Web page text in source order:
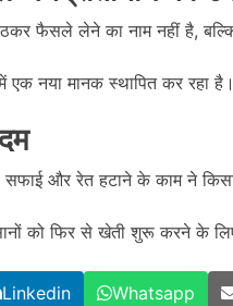
बैठकर फैसले लेने का नाम नहीं है,
एक नया मानक स्थापित कर रहा है।
और रेत हटाने के काम ने
को फिर से खेती शुरू करने के
Linkedin Whatsapp